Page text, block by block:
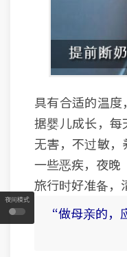
夜间模式
具有合适的温
据婴儿成长，每
无害，不过敏
一些恶疾，夜晚
旅行时好准备，
“做母亲的，